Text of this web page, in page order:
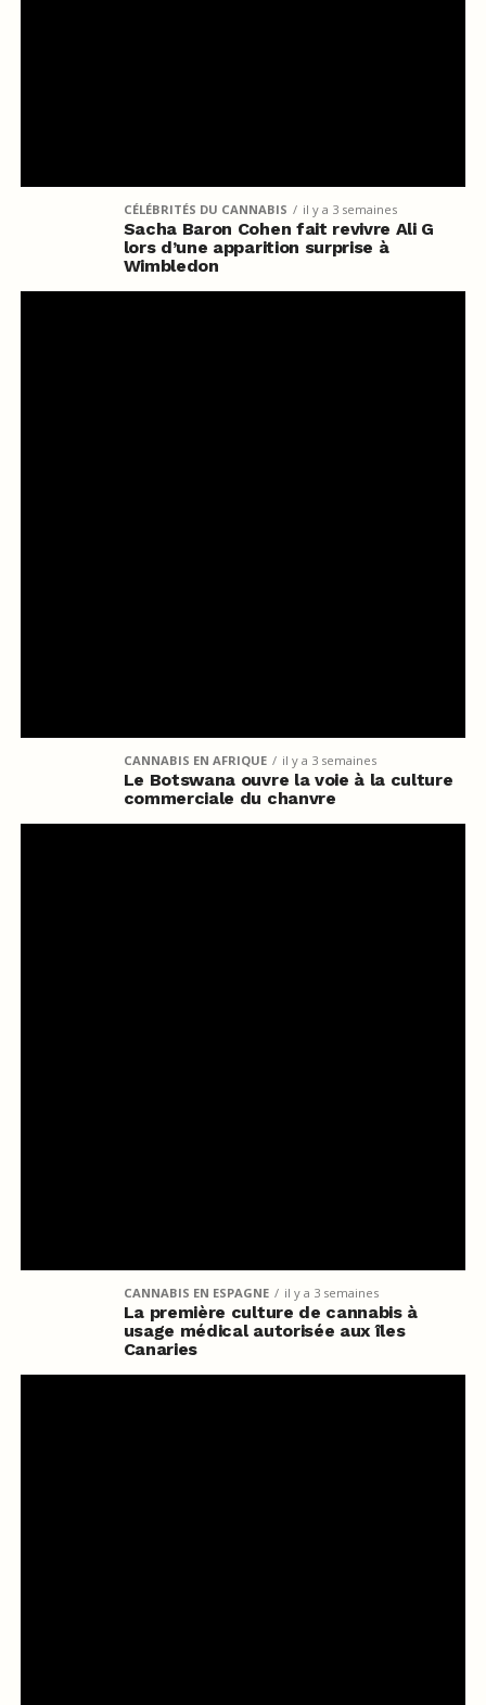
CÉLÉBRITÉS DU CANNABIS il y a 3 semaines
Sacha Baron Cohen fait revivre Ali G
lors d’une apparition surprise à
Wimbledon
CANNABIS EN AFRIQUE il y a 3 semaines
Le Botswana ouvre la voie à la culture
commerciale du chanvre
CANNABIS EN ESPAGNE il y a 3 semaines
La première culture de cannabis à
usage médical autorisée aux îles
Canaries